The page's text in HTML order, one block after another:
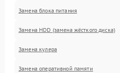
Замена блока питания
Замена HDD (замена жёсткого диска)
Замена кулера
Замена оперативной памяти